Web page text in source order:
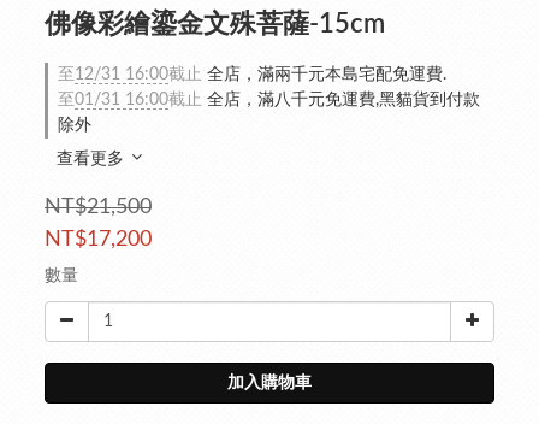
佛像彩繪鎏金文殊菩薩-15cm
至 12/31 16:00截止 全店，滿兩千元本島宅配免運費.
至01/31 16:00截止 全店，滿八千元免運費,黑貓貨到付款
除外
查看更多
NT$21,500
NT$17,200
數量
加入購物車